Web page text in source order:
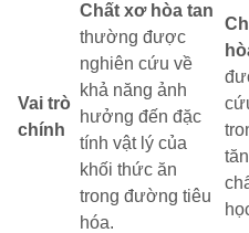
Vai trò
chính
Chất xơ hòa tan
thường được
nghiên cứu về
khả năng ảnh
hưởng đến đặc
tính vật lý của
khối thức ăn
trong đường tiêu
hóa.